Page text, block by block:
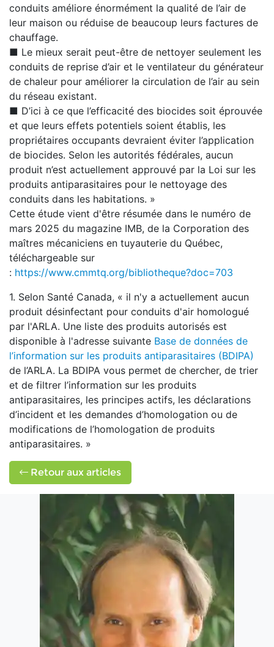
conduits améliore énormément la qualité de l’air de
leur maison ou réduise de beaucoup leurs factures de
chauffage.
■ Le mieux serait peut-être de nettoyer seulement les
conduits de reprise d’air et le ventilateur du générateur
de chaleur pour améliorer la circulation de l’air au sein
du réseau existant.
■ D’ici à ce que l’efficacité des biocides soit éprouvée
et que leurs effets potentiels soient établis, les
propriétaires occupants devraient éviter l’application
de biocides. Selon les autorités fédérales, aucun
produit n’est actuellement approuvé par la Loi sur les
produits antiparasitaires pour le nettoyage des
conduits dans les habitations. »
Cette étude vient d'être résumée dans le numéro de
mars 2025 du magazine IMB, de la Corporation des
maîtres mécaniciens en tuyauterie du Québec,
téléchargeable sur
: https://www.cmmtq.org/bibliotheque?doc=703
1. Selon Santé Canada, « il n'y a actuellement aucun
produit désinfectant pour conduits d'air homologué
par l'ARLA. Une liste des produits autorisés est
disponible à l'adresse suivante Base de données de
l’information sur les produits antiparasitaires (BDIPA)
de l’ARLA. La BDIPA vous permet de chercher, de trier
et de filtrer l’information sur les produits
antiparasitaires, les principes actifs, les déclarations
d’incident et les demandes d’homologation ou de
modifications de l’homologation de produits
antiparasitaires. »
Retour aux articles